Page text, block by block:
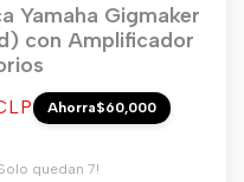
Yamaha Gigmaker
con Amplificador
Ahorra$60,000
quedan 7!